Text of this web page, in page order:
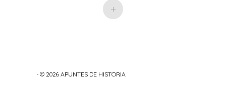
+
· © 2026 APUNTES DE HISTORIA